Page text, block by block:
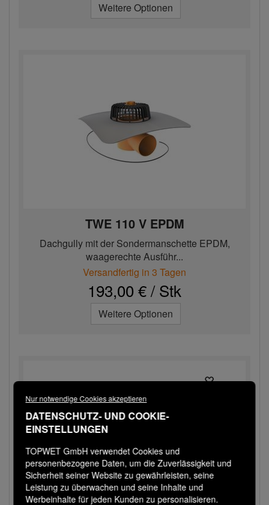
Nur notwendige Cookies akzeptieren
DATENSCHUTZ- UND COOKIE-
EINSTELLUNGEN
TOPWET GmbH verwendet Cookies und
personenbezogene Daten, um die Zuverlässigkeit und
Sicherheit seiner Website zu gewährleisten, seine
Leistung zu überwachen und seine Inhalte und
Werbeinhalte für jeden Kunden zu personalisieren.
Weitere Optionen
TWE 110 V EPDM
Dachgully mit der Sondermanschette EPDM,
waagerechte Ausführ...
Versandfertig in 3 Tagen
193,00 € / Stk
Weitere Optionen